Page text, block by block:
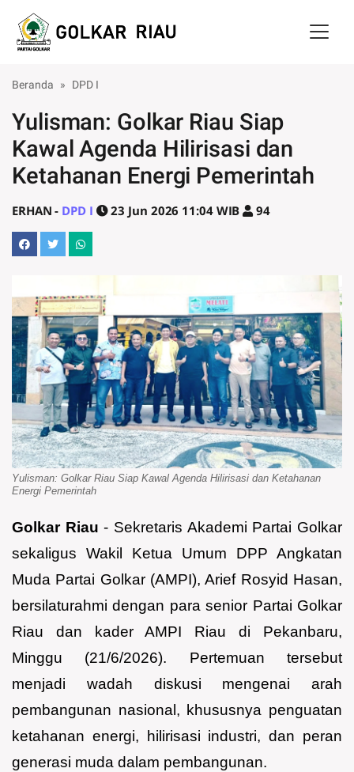
Skip to main content
Beranda DPD I
Yulisman: Golkar Riau Siap
Kawal Agenda Hilirisasi dan
Ketahanan Energi Pemerintah
ERHAN - DPD I 23 Jun 2026 11:04 WIB 94
Yulisman: Golkar Riau Siap Kawal Agenda Hilirisasi dan Ketahanan
Energi Pemerintah
Golkar Riau - Sekretaris Akademi Partai Golkar
sekaligus Wakil Ketua Umum DPP Angkatan
Muda Partai Golkar (AMPI), Arief Rosyid Hasan,
bersilaturahmi dengan para senior Partai Golkar
Riau dan kader AMPI Riau di Pekanbaru,
Minggu (21/6/2026). Pertemuan tersebut
menjadi wadah diskusi mengenai arah
pembangunan nasional, khususnya penguatan
ketahanan energi, hilirisasi industri, dan peran
generasi muda dalam pembangunan.